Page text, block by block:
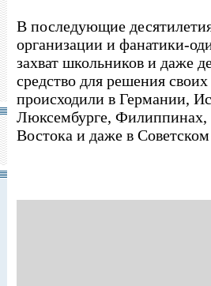
В последующие
организации и фанатики-
захват школьников и даже
средство для решения
происходили в Германии,
Люксембурге,
Востока и даже в